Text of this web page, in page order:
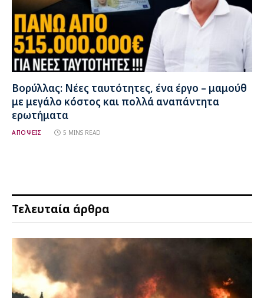
Βορύλλας: Νέες ταυτότητες, ένα έργο – μαμούθ
με μεγάλο κόστος και πολλά αναπάντητα
ερωτήματα
ΑΠΟΨΕΙΣ 5 MINS READ
Τελευταία άρθρα